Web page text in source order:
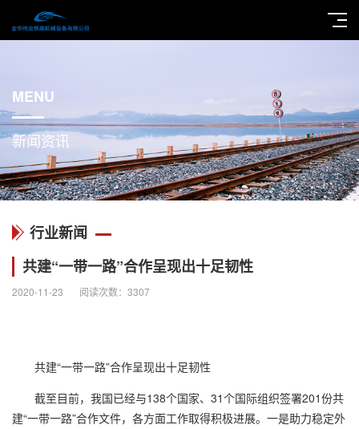
MENU
新闻资讯
行业新闻
共建“一带一路”合作呈现出十足韧性
2020-11-23 阅读次数： 3307
共建“一带一路”合作呈现出十足韧性
截至目前，我国已经与138个国家、31个国际组织签署201份共
建“一带一路”合作文件，各方面工作取得积极进展。一是助力稳定外